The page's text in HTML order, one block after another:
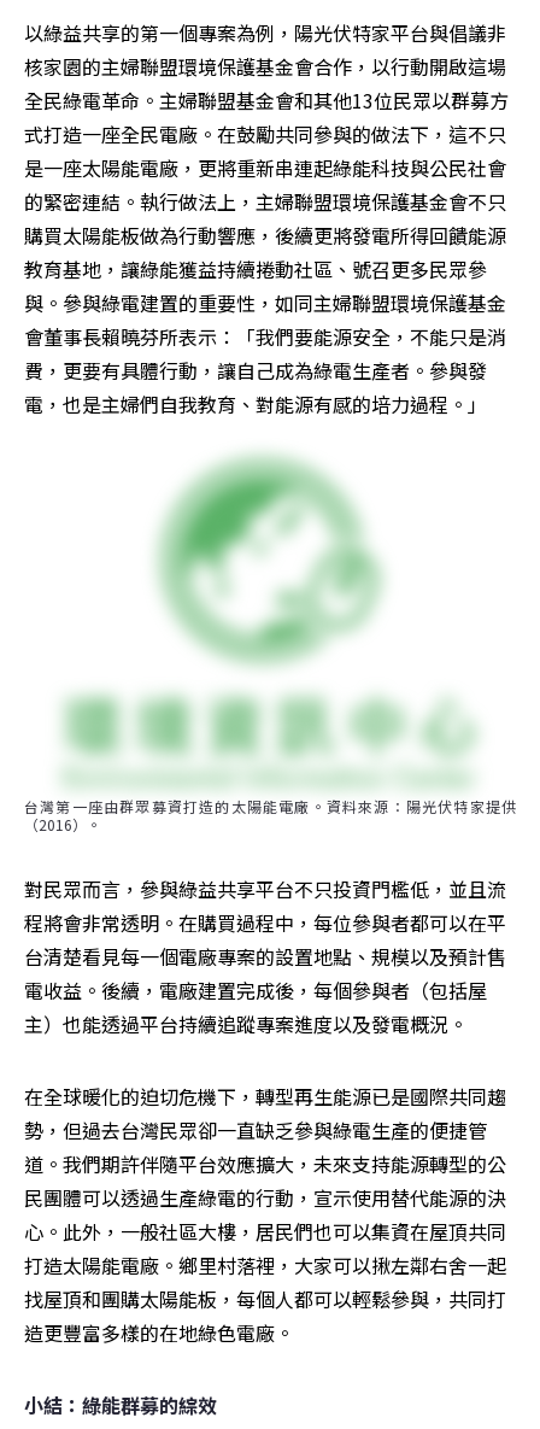
以綠益共享的第一個專案為例，陽光伏特家平台與倡議非
核家園的主婦聯盟環境保護基金會合作，以行動開啟這場
全民綠電革命。主婦聯盟基金會和其他13位民眾以群募方
式打造一座全民電廠。在鼓勵共同參與的做法下，這不只
是一座太陽能電廠，更將重新串連起綠能科技與公民社會
的緊密連結。執行做法上，主婦聯盟環境保護基金會不只
購買太陽能板做為行動響應，後續更將發電所得回饋能源
教育基地，讓綠能獲益持續捲動社區、號召更多民眾參
與。參與綠電建置的重要性，如同主婦聯盟環境保護基金
會董事長賴曉芬所表示：「我們要能源安全，不能只是消
費，更要有具體行動，讓自己成為綠電生產者。參與發
電，也是主婦們自我教育、對能源有感的培力過程。」
台灣第一座由群眾募資打造的太陽能電廠。資料來源：陽光伏特家提供
（2016）。
對民眾而言，參與綠益共享平台不只投資門檻低，並且流
程將會非常透明。在購買過程中，每位參與者都可以在平
台清楚看見每一個電廠專案的設置地點、規模以及預計售
電收益。後續，電廠建置完成後，每個參與者（包括屋
主）也能透過平台持續追蹤專案進度以及發電概況。
在全球暖化的迫切危機下，轉型再生能源已是國際共同趨
勢，但過去台灣民眾卻一直缺乏參與綠電生產的便捷管
道。我們期許伴隨平台效應擴大，未來支持能源轉型的公
民團體可以透過生產綠電的行動，宣示使用替代能源的決
心。此外，一般社區大樓，居民們也可以集資在屋頂共同
打造太陽能電廠。鄉里村落裡，大家可以揪左鄰右舍一起
找屋頂和團購太陽能板，每個人都可以輕鬆參與，共同打
造更豐富多樣的在地綠色電廠。
小結：綠能群募的綜效